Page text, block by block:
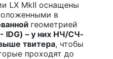
LX MkII оснащены
в
геометрией
- IDG) – у них НЧ/СЧ-
твитера, чтобы
проходят до